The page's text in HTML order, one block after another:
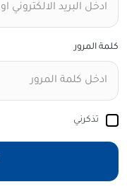
كلمة المرور
تذكرني